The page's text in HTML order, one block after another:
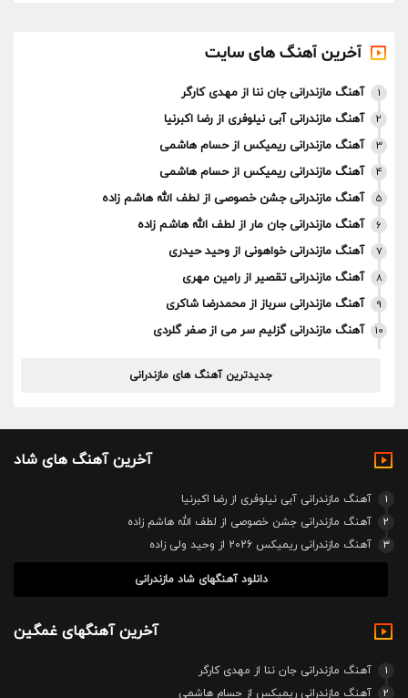
آخرین آهنگ های سایت
1 آهنگ مازندرانی جان ننا از مهدی کارگر
2 آهنگ مازندرانی آبی نیلوفری از رضا اکبرنیا
3 آهنگ مازندرانی ریمیکس از حسام هاشمی
4 آهنگ مازندرانی ریمیکس از حسام هاشمی
5 آهنگ مازندرانی جشن خصوصی از لطف الله هاشم زاده
6 آهنگ مازندرانی جان مار از لطف الله هاشم زاده
7 آهنگ مازندرانی خواهونی از وحید حیدری
8 آهنگ مازندرانی تقصیر از رامین مهری
9 آهنگ مازندرانی سرباز از محمدرضا شاکری
10 آهنگ مازندرانی گزلیم سر می از صفر گلردی
جدیدترین آهنگ های مازندرانی
آخرین آهنگ های شاد
1
آهنگ مازندرانی آبی نیلوفری از رضا اکبرنیا
2
آهنگ مازندرانی جشن خصوصی از لطف الله هاشم زاده
3
آهنگ مازندرانی ریمیکس 2026 از وحید ولی زاده
دانلود آهنگهای شاد مازندرانی
آخرین آهنگهای غمگین
1
آهنگ مازندرانی جان ننا از مهدی کارگر
2
آهنگ مازندرانی ریمیکس از حسام هاشمی